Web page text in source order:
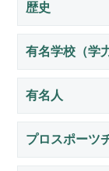
歴史
有名学校（学
有名人
プロスポーツ